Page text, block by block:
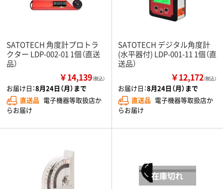
SATOTECH 角度計プロトラ
クター LDP-002-01 1個（直送
品）
￥14,139（税込）
お届け日：8月24日（月）まで
直送品 電子機器等取扱店か
らお届け
SATOTECH デジタル角度計
(水平器付) LDP-001-11 1個（直
送品）
￥12,172（税込）
お届け日：8月24日（月）まで
直送品 電子機器等取扱店か
らお届け